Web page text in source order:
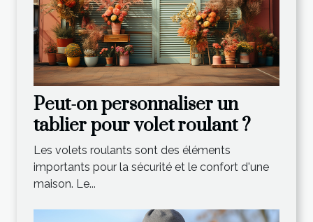
Peut-on personnaliser un
tablier pour volet roulant ?
Les volets roulants sont des éléments
importants pour la sécurité et le confort d'une
maison. Le...